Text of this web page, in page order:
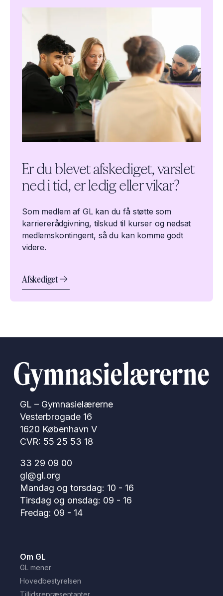
Er du blevet afskediget, varslet
ned i tid, er ledig eller vikar?
Som medlem af GL kan du få støtte som
karriererådgivning, tilskud til kurser og nedsat
medlemskontingent, så du kan komme godt
videre.
Afskediget
GL – Gymnasielærerne
Vesterbrogade 16
1620 København V
CVR: 55 25 53 18
33 29 09 00
gl@gl.org
Mandag og torsdag: 10 - 16
Tirsdag og onsdag: 09 - 16
Fredag: 09 - 14
Om GL
GL mener
Hovedbestyrelsen
Tillidsrepræsentanter